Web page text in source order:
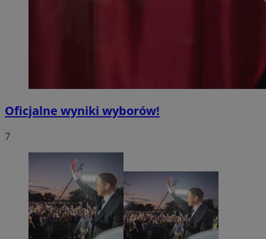
Oficjalne wyniki wyborów!
7